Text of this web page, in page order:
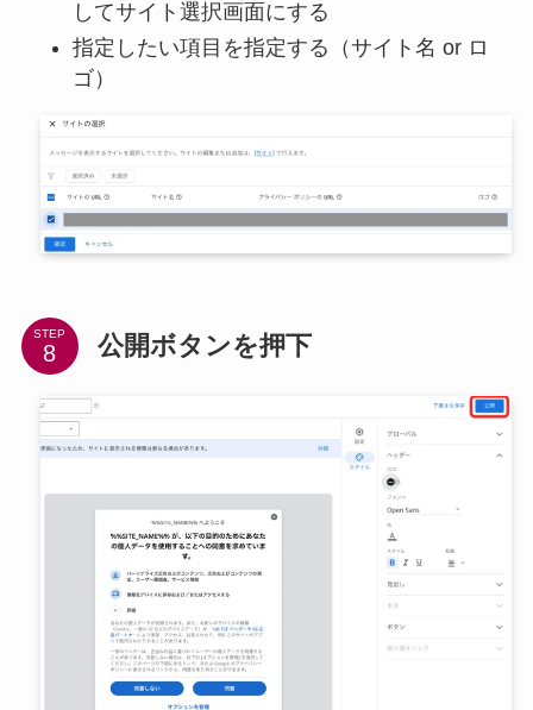
してサイト選択画面にする
指定したい項目を指定する（サイト名 or ロ
ゴ）
STEP 公開ボタンを押下